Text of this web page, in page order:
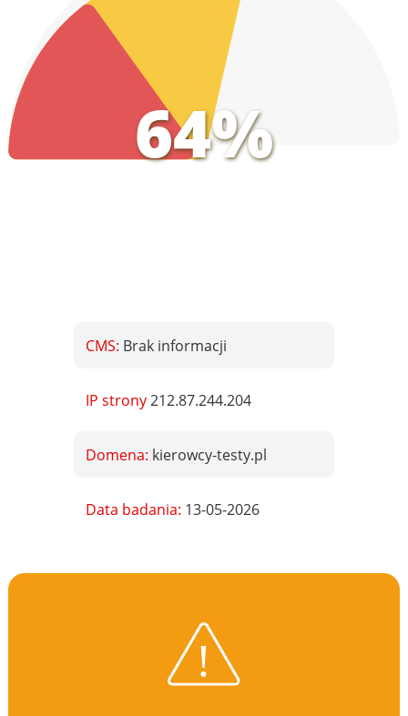
64%
CMS: Brak informacji
IP strony212.87.244.204
Domena: kierowcy-testy.pl
Data badania: 13-05-2026